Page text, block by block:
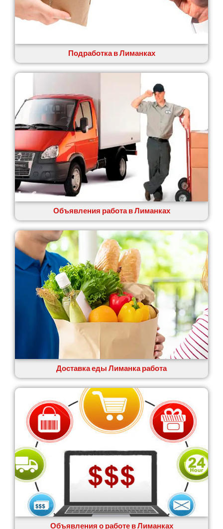
Трусковец
Тульчин
Умань
Узин
Васильков
Великий Омеляник
Верхнеднепровск
Винница
Винники
Вишенки
Вишневое
Вита-Почтовая
Волчинец
Вольнянск
Вознесенск
Яготин
Южное
Южноукраинск
Запорожье
Заречаны
Зазимье
Здолбунов
Желтые Воды
Звенигородка
Звягель
Подработка в Лиманках
Объявления работа в Лиманках
Доставка еды Лиманка работа
Объявления о работе в Лиманках